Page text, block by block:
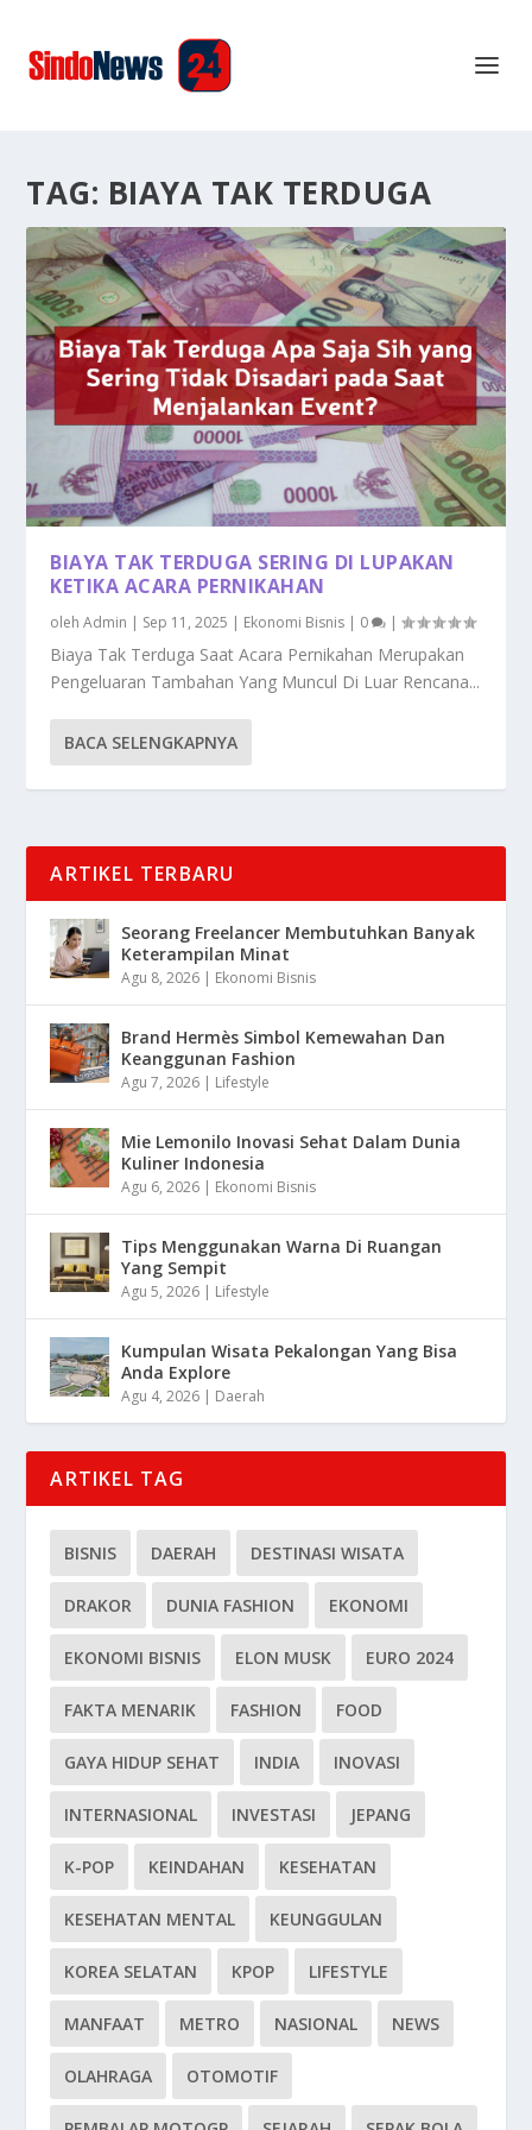
TAG: BIAYA TAK TERDUGA
BIAYA TAK TERDUGA SERING DI LUPAKAN
KETIKA ACARA PERNIKAHAN
olehAdmin | Sep 11, 2025 | Ekonomi Bisnis | 0 |
Biaya Tak Terduga Saat Acara Pernikahan Merupakan
Pengeluaran Tambahan Yang Muncul Di Luar Rencana...
BACA SELENGKAPNYA
ARTIKEL TERBARU
Seorang Freelancer Membutuhkan Banyak
Keterampilan Minat
Agu 8, 2026 | Ekonomi Bisnis
Brand Hermès Simbol Kemewahan Dan
Keanggunan Fashion
Agu 7, 2026 | Lifestyle
Mie Lemonilo Inovasi Sehat Dalam Dunia
Kuliner Indonesia
Agu 6, 2026 | Ekonomi Bisnis
Tips Menggunakan Warna Di Ruangan
Yang Sempit
Agu 5, 2026 | Lifestyle
Kumpulan Wisata Pekalongan Yang Bisa
Anda Explore
Agu 4, 2026 | Daerah
ARTIKEL TAG
BISNIS DAERAH DESTINASI WISATA
DRAKOR DUNIA FASHION EKONOMI
EKONOMI BISNIS ELON MUSK EURO 2024
FAKTA MENARIK FASHION FOOD
GAYA HIDUP SEHAT INDIA INOVASI
INTERNASIONAL INVESTASI JEPANG
K-POP KEINDAHAN KESEHATAN
KESEHATAN MENTAL KEUNGGULAN
KOREA SELATAN KPOP LIFESTYLE
MANFAAT METRO NASIONAL NEWS
OLAHRAGA OTOMOTIF